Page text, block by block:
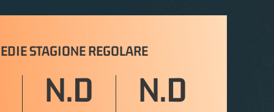
STAGIONE REGOLARE
N.D N.D